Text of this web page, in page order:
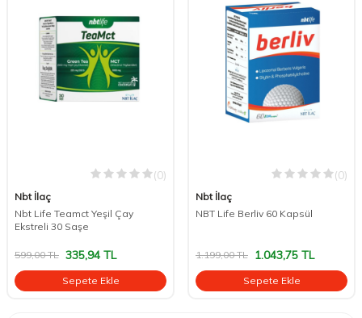
(0)
Nbt İlaç
Nbt Life Teamct Yeşil Çay
Ekstreli 30 Saşe
599,00TL 335,94 TL
Sepete Ekle
(0)
Nbt İlaç
NBT Life Berliv 60 Kapsül
1.199,00TL 1.043,75 TL
Sepete Ekle